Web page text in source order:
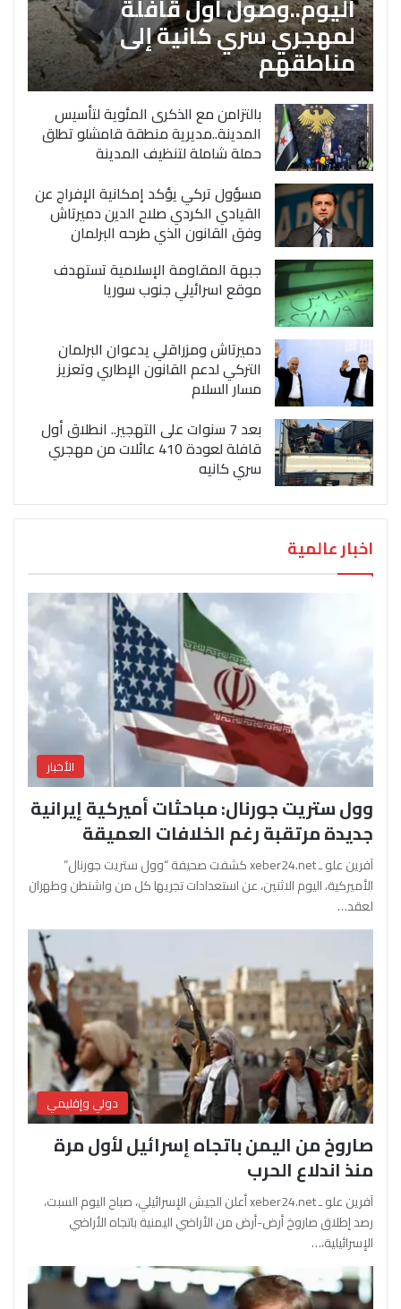
لمهجري سري كانية إلى
مناطقهم
بالتزامن مع الذكرى المئوية لتأسيس
المدينة..مديرية منطقة قامشلو تطلق
حملة شاملة لتنظيف المدينة
مسؤول تركي يؤكد إمكانية الإفراج عن
القيادي الكردي صلاح الدين دميرتاش
وفق القانون الذي طرحه البرلمان
جبهة المقاومة الإسلامية تستهدف
موقع اسرائيلي جنوب سوريا
دميرتاش ومزراقلي يدعوان البرلمان
التركي لدعم القانون الإطاري وتعزيز
مسار السلام
بعد 7 سنوات على التهجير.. انطلاق أول
قافلة لعودة 410 عائلات من مهجري
سري كانيه
اخبار عالمية
الأخبار
وول ستريت جورنال: مباحثات أميركية إيرانية
جديدة مرتقبة رغم الخلافات العميقة
آفرين علو ـ xeber24.net كشفت صحيفة “وول ستريت جورنال”
الأميركية، اليوم الاثنين، عن استعدادات تجريها كل من واشنطن وطهران
لعقد…
دولي وإقليمي
صاروخ من اليمن باتجاه إسرائيل لأول مرة
منذ اندلاع الحرب
آفرين علو ـ xeber24.net أعلن الجيش الإسرائيلي، صباح اليوم السبت،
رصد إطلاق صاروخ أرض-أرض من الأراضي اليمنية باتجاه الأراضي
الإسرائيلية،…